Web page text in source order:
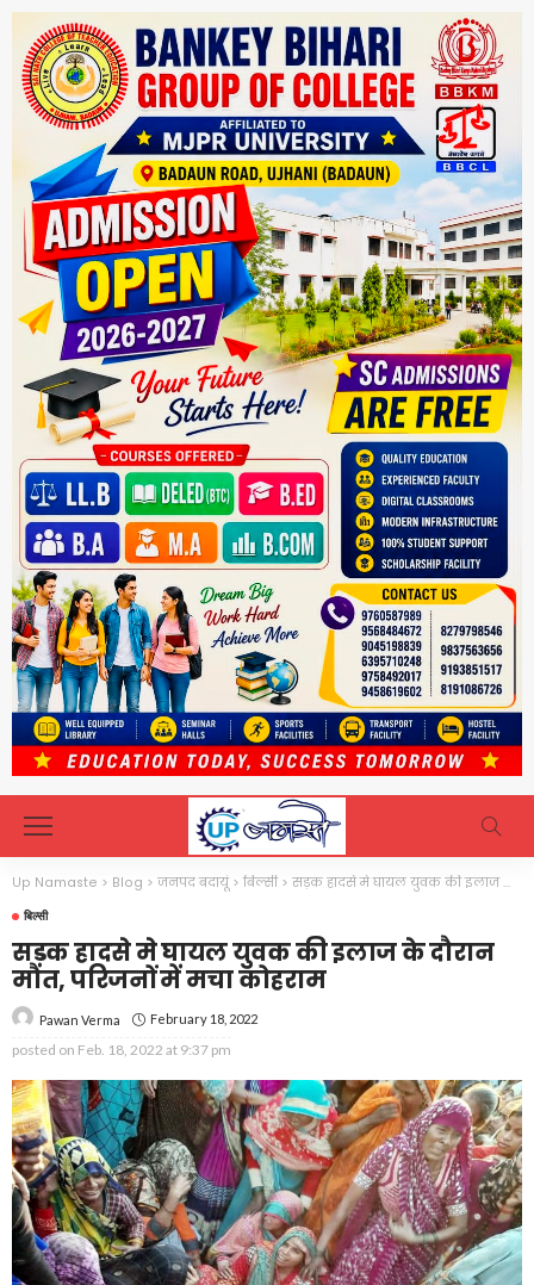
Up Namaste > Blog > जनपद बदायूं>बिल्सी > सड़क हादसे मे घायल युवक की इलाज के दौरान मौत, परिजनों में मचा कोहराम
बिल्सी
सड़क हादसे मे घायल युवक की इलाज के दौरान
मौत, परिजनों में मचा कोहराम
Pawan Verma February 18, 2022
posted on Feb. 18, 2022 at 9:37 pm